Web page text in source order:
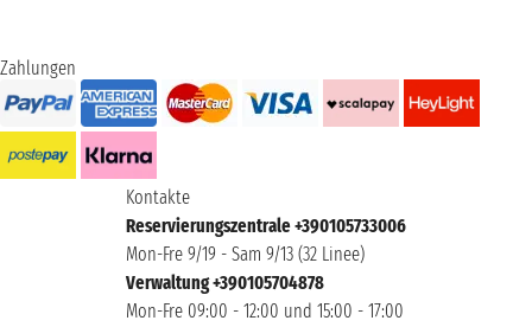
Zahlungen
Kontakte
Reservierungszentrale +390105733006
Mon-Fre 9/19 - Sam 9/13 (32 Linee)
Verwaltung +390105704878
Mon-Fre 09:00 - 12:00 und 15:00 - 17:00